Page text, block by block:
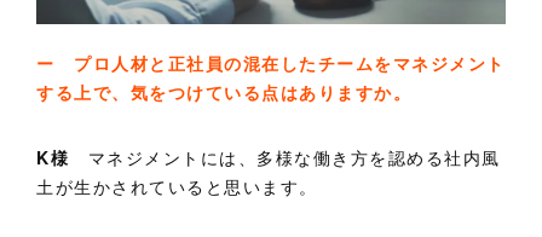
ー プロ人材と正社員の混在したチームをマネジメント
する上で、気をつけている点はありますか。
K様 マネジメントには、多様な働き方を認める社内風
土が生かされていると思います。